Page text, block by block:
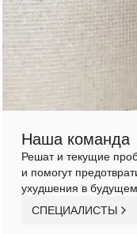
Наша команда
Решат и текущие
и помогут
ухудшения в будущем.
СПЕЦИАЛИСТЫ